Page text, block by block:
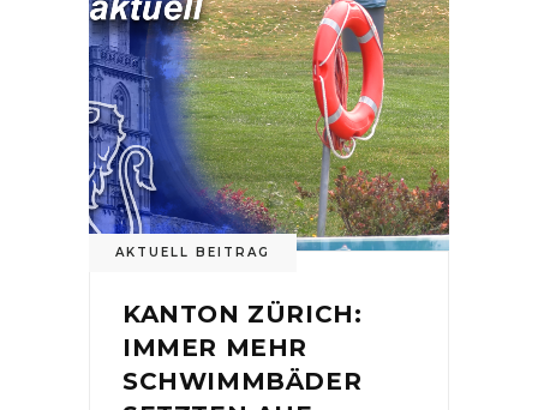
AKTUELL BEITRAG
KANTON ZÜRICH:
IMMER MEHR
SCHWIMMBÄDER